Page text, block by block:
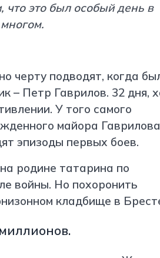
это был особый день в
черту подводят, когда был
– Петр Гаврилов. 32 дня,
У того самого
майора
эпизоды первых боев.
родине татарина по
войны. Но похоронить
кладбище в Бресте.